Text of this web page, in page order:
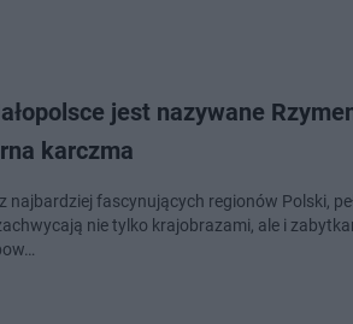
jest nazywane
karczma
najbardziej fascynujących regionów Polski,
nie tylko krajobrazami, ale i